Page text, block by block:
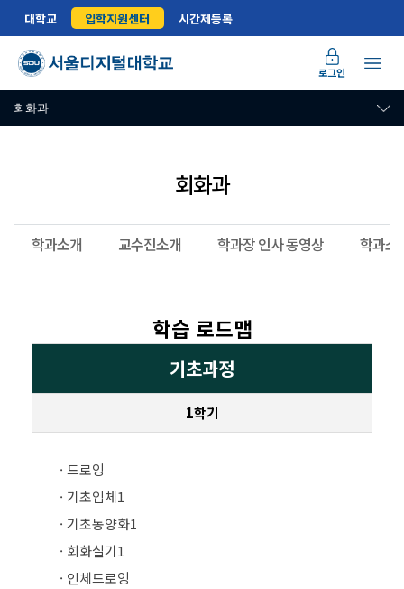
대학교 입학지원센터 시간제등록
로그인
회화과
회화과
학과소개 교수진소개 학과장 인사 동영상 학과
학습 로드맵
기초과정
1학기
· 드로잉
· 기초입체1
· 기초동양화1
· 회화실기1
· 인체드로잉